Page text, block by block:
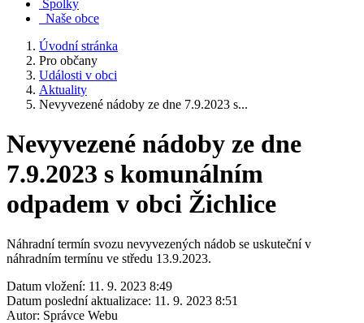
Spolky
Naše obce
Úvodní stránka
Pro občany
Události v obci
Aktuality
Nevyvezené nádoby ze dne 7.9.2023 s...
Nevyvezené nádoby ze dne
7.9.2023 s komunálním
odpadem v obci Žichlice
Náhradní termín svozu nevyvezených nádob se uskuteční v
náhradním termínu ve středu 13.9.2023.
Datum vložení: 11. 9. 2023 8:49
Datum poslední aktualizace: 11. 9. 2023 8:51
Autor: Správce Webu